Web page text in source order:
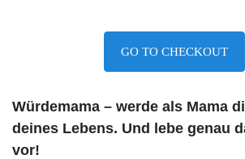
GO TO CHECKOUT
Würdemama – werde als Mama
deines Lebens. Und lebe genau
vor!